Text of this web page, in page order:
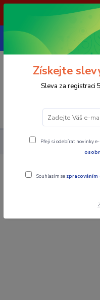
POZOR: 31.7 , 3.8 a 5.8-
739252246
(Po-Pá, 8-15 hod.)
Nástroje - Kovoobrábění
MTJNR/L
Získejte
Sleva za registraci
Přeji si odebírat novinky
Souhlasím se